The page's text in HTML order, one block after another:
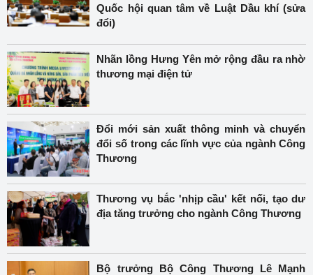
Quốc hội quan tâm về Luật Dầu khí (sửa
đổi)
Nhãn lồng Hưng Yên mở rộng đầu ra nhờ
thương mại điện tử
Đổi mới sản xuất thông minh và chuyển
đổi số trong các lĩnh vực của ngành Công
Thương
Thương vụ bắc 'nhịp cầu' kết nối, tạo dư
địa tăng trưởng cho ngành Công Thương
Bộ trưởng Bộ Công Thương Lê Mạnh